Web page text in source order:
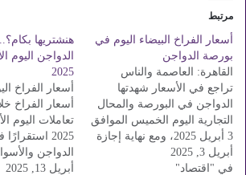
مرتبط
أسعار الفراخ البيضاء اليوم في
بورصة الدواجن
القاهرة: العاصمة والناس
تراجع في الأسعار شهدتها
الدواجن في البورصة والمحال
التجارية اليوم الخميس الموافق
3 أبريل 2025، ومع نهاية إجازة
عيد الفطر المبارك نقدم لكم
من خلال هذه السطور سعر
أبريل 3, 2025
في "اقتصاد"
هنشتريها
2025
أسعار الفراخ
أسعار الفراخ
2025
الدواجن
وذلك لليوم
أبريل 13, 2025